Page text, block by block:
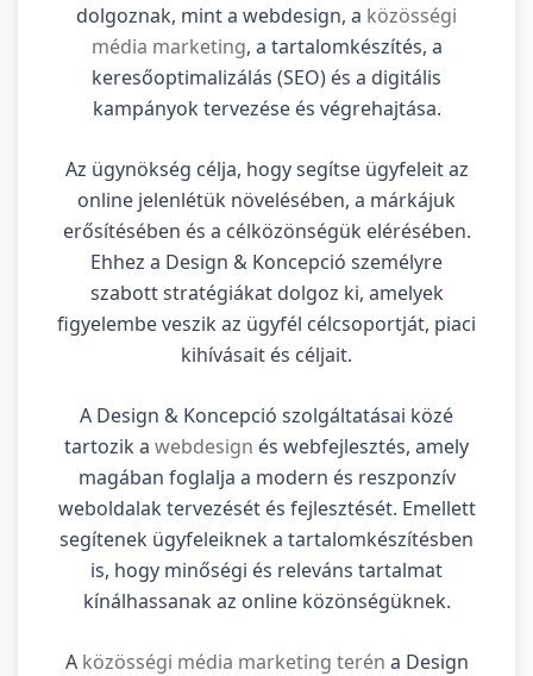
dolgoznak, mint a webdesign, a közösségi
média marketing, a tartalomkészítés, a
keresőoptimalizálás (SEO) és a digitális
kampányok tervezése és végrehajtása.
Az ügynökség célja, hogy segítse ügyfeleit az
online jelenlétük növelésében, a márkájuk
erősítésében és a célközönségük elérésében.
Ehhez a Design & Koncepció személyre
szabott stratégiákat dolgoz ki, amelyek
figyelembe veszik az ügyfél célcsoportját, piaci
kihívásait és céljait.
A Design & Koncepció szolgáltatásai közé
tartozik a webdesign és webfejlesztés, amely
magában foglalja a modern és reszponzív
weboldalak tervezését és fejlesztését. Emellett
segítenek ügyfeleiknek a tartalomkészítésben
is, hogy minőségi és releváns tartalmat
kínálhassanak az online közönségüknek.
A közösségi média marketing terén a Design